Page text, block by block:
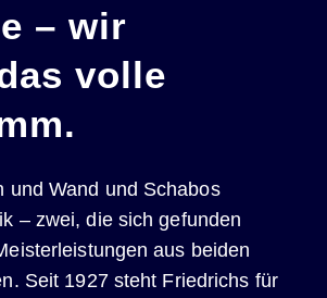
– wir
volle
und Wand und Schabos
– zwei, die sich gefunden
aus beiden
Seit 1927 steht Friedrichs für